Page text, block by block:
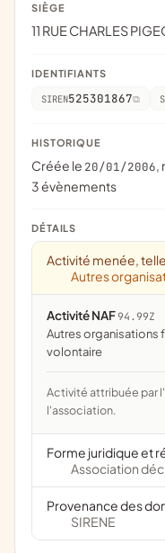
SIÈGE
11 RUE CHARLES
IDENTIFIANTS
SIREN525301867
HISTORIQUE
Créée le 20/01/2006,
3 évènements
DÉTAILS
Activité menée,
Autres
Activité NAF94.99Z
Autres organisations
volontaire
Activité attribuée par l'INSEE, pas déclarée par
l'association.
Forme juridique et
Association
Provenance des
SIRENE